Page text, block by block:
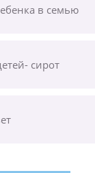
в семью
сирот